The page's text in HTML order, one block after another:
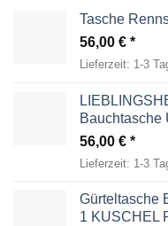
Tasche
56,00 €
Lieferzeit: 1-3
Bauchtasche
56,00 €
Lieferzeit: 1-3
Gürteltasche
1 KUSCHEL